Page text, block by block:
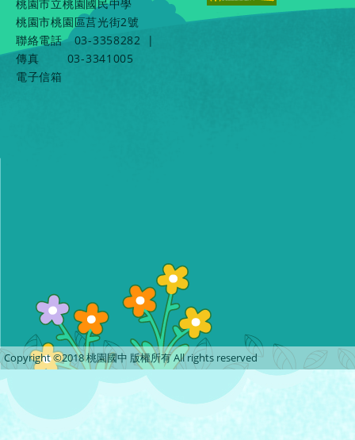
桃園市立桃園國民中學
桃園市桃園區莒光街2號
聯絡電話
03-3358282
|
傳真
03-3341005
電子信箱
Copyright ©2018 桃園國中 版權所有 All rights reserved